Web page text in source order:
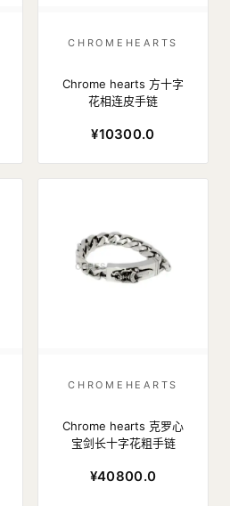
CHROMEHEARTS
Chrome hearts 方十字
花相连皮手链
¥10300.0
CHROMEHEARTS
Chrome hearts 克罗心
宝剑长十字花粗手链
¥40800.0